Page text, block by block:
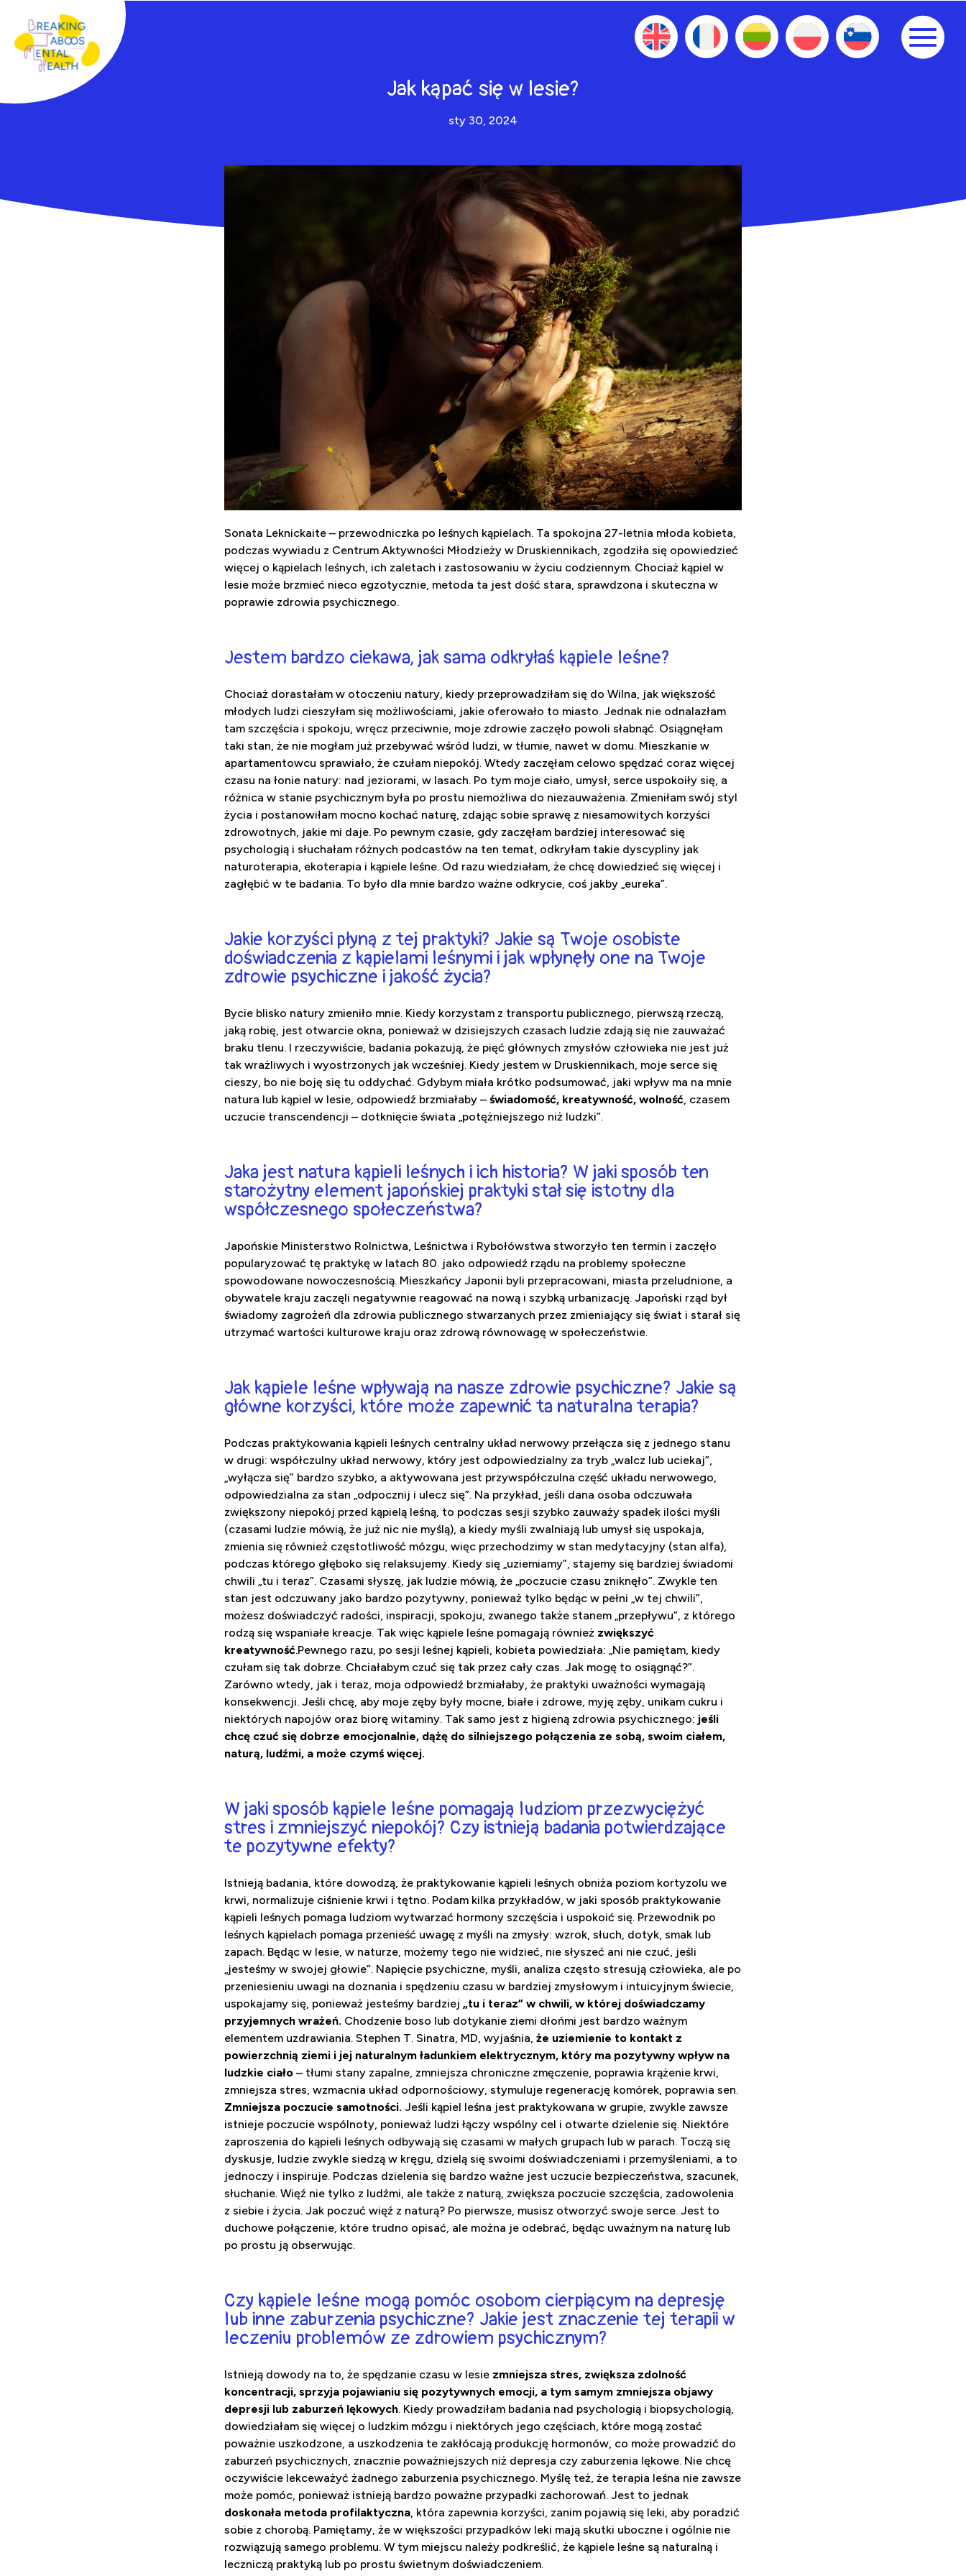
Jak kąpać się w lesie?
sty 30, 2024
Sonata Leknickaite – przewodniczka po leśnych kąpielach. Ta spokojna 27-letnia młoda kobieta,
podczas wywiadu z Centrum Aktywności Młodzieży w Druskiennikach, zgodziła się opowiedzieć
więcej o kąpielach leśnych, ich zaletach i zastosowaniu w życiu codziennym. Chociaż kąpiel w
lesie może brzmieć nieco egzotycznie, metoda ta jest dość stara, sprawdzona i skuteczna w
poprawie zdrowia psychicznego.
Jestem bardzo ciekawa, jak sama odkryłaś kąpiele leśne?
Chociaż dorastałam w otoczeniu natury, kiedy przeprowadziłam się do Wilna, jak większość
młodych ludzi cieszyłam się możliwościami, jakie oferowało to miasto. Jednak nie odnalazłam
tam szczęścia i spokoju, wręcz przeciwnie, moje zdrowie zaczęło powoli słabnąć. Osiągnęłam
taki stan, że nie mogłam już przebywać wśród ludzi, w tłumie, nawet w domu. Mieszkanie w
apartamentowcu sprawiało, że czułam niepokój. Wtedy zaczęłam celowo spędzać coraz więcej
czasu na łonie natury: nad jeziorami, w lasach. Po tym moje ciało, umysł, serce uspokoiły się, a
różnica w stanie psychicznym była po prostu niemożliwa do niezauważenia. Zmieniłam swój styl
życia i postanowiłam mocno kochać naturę, zdając sobie sprawę z niesamowitych korzyści
zdrowotnych, jakie mi daje. Po pewnym czasie, gdy zaczęłam bardziej interesować się
psychologią i słuchałam różnych podcastów na ten temat, odkryłam takie dyscypliny jak
naturoterapia, ekoterapia i kąpiele leśne. Od razu wiedziałam, że chcę dowiedzieć się więcej i
zagłębić w te badania. To było dla mnie bardzo ważne odkrycie, coś jakby „eureka”.
Jakie korzyści płyną z tej praktyki? Jakie są Twoje osobiste
doświadczenia z kąpielami leśnymi i jak wpłynęły one na Twoje
zdrowie psychiczne i jakość życia?
Bycie blisko natury zmieniło mnie. Kiedy korzystam z transportu publicznego, pierwszą rzeczą,
jaką robię, jest otwarcie okna, ponieważ w dzisiejszych czasach ludzie zdają się nie zauważać
braku tlenu. I rzeczywiście, badania pokazują, że pięć głównych zmysłów człowieka nie jest już
tak wrażliwych i wyostrzonych jak wcześniej. Kiedy jestem w Druskiennikach, moje serce się
cieszy, bo nie boję się tu oddychać. Gdybym miała krótko podsumować, jaki wpływ ma na mnie
natura lub kąpiel w lesie, odpowiedź brzmiałaby – świadomość, kreatywność, wolność , czasem
uczucie transcendencji – dotknięcie świata „potężniejszego niż ludzki”.
Jaka jest natura kąpieli leśnych i ich historia? W jaki sposób ten
starożytny element japońskiej praktyki stał się istotny dla
współczesnego społeczeństwa?
Japońskie Ministerstwo Rolnictwa, Leśnictwa i Rybołówstwa stworzyło ten termin i zaczęło
popularyzować tę praktykę w latach 80. jako odpowiedź rządu na problemy społeczne
spowodowane nowoczesnością. Mieszkańcy Japonii byli przepracowani, miasta przeludnione, a
obywatele kraju zaczęli negatywnie reagować na nową i szybką urbanizację. Japoński rząd był
świadomy zagrożeń dla zdrowia publicznego stwarzanych przez zmieniający się świat i starał się
utrzymać wartości kulturowe kraju oraz zdrową równowagę w społeczeństwie.
Jak kąpiele leśne wpływają na nasze zdrowie psychiczne? Jakie są
główne korzyści, które może zapewnić ta naturalna terapia?
Podczas praktykowania kąpieli leśnych centralny układ nerwowy przełącza się z jednego stanu
w drugi: współczulny układ nerwowy, który jest odpowiedzialny za tryb „walcz lub uciekaj”,
„wyłącza się” bardzo szybko, a aktywowana jest przywspółczulna część układu nerwowego,
odpowiedzialna za stan „odpocznij i ulecz się”. Na przykład, jeśli dana osoba odczuwała
zwiększony niepokój przed kąpielą leśną, to podczas sesji szybko zauważy spadek ilości myśli
(czasami ludzie mówią, że już nic nie myślą), a kiedy myśli zwalniają lub umysł się uspokaja,
zmienia się również częstotliwość mózgu, więc przechodzimy w stan medytacyjny (stan alfa),
podczas którego głęboko się relaksujemy. Kiedy się „uziemiamy”, stajemy się bardziej świadomi
chwili „tu i teraz”. Czasami słyszę, jak ludzie mówią, że „poczucie czasu zniknęło”. Zwykle ten
stan jest odczuwany jako bardzo pozytywny, ponieważ tylko będąc w pełni „w tej chwili”,
możesz doświadczyć radości, inspiracji, spokoju, zwanego także stanem „przepływu”, z którego
rodzą się wspaniałe kreacje. Tak więc kąpiele leśne pomagają również zwiększyć
kreatywność.Pewnego razu, po sesji leśnej kąpieli, kobieta powiedziała: „Nie pamiętam, kiedy
czułam się tak dobrze. Chciałabym czuć się tak przez cały czas. Jak mogę to osiągnąć?”.
Zarówno wtedy, jak i teraz, moja odpowiedź brzmiałaby, że praktyki uważności wymagają
konsekwencji. Jeśli chcę, aby moje zęby były mocne, białe i zdrowe, myję zęby, unikam cukru i
niektórych napojów oraz biorę witaminy. Tak samo jest z higieną zdrowia psychicznego: jeśli
chcę czuć się dobrze emocjonalnie, dążę do silniejszego połączenia ze sobą, swoim ciałem,
naturą, ludźmi, a może czymś więcej.
W jaki sposób kąpiele leśne pomagają ludziom przezwyciężyć
stres i zmniejszyć niepokój? Czy istnieją badania potwierdzające
te pozytywne efekty?
Istnieją badania, które dowodzą, że praktykowanie kąpieli leśnych obniża poziom kortyzolu we
krwi, normalizuje ciśnienie krwi i tętno. Podam kilka przykładów, w jaki sposób praktykowanie
kąpieli leśnych pomaga ludziom wytwarzać hormony szczęścia i uspokoić się. Przewodnik po
leśnych kąpielach pomaga przenieść uwagę z myśli na zmysły: wzrok, słuch, dotyk, smak lub
zapach. Będąc w lesie, w naturze, możemy tego nie widzieć, nie słyszeć ani nie czuć, jeśli
„jesteśmy w swojej głowie”. Napięcie psychiczne, myśli, analiza często stresują człowieka, ale po
przeniesieniu uwagi na doznania i spędzeniu czasu w bardziej zmysłowym i intuicyjnym świecie,
uspokajamy się, ponieważ jesteśmy bardziej „tu i teraz” w chwili, w której doświadczamy
przyjemnych wrażeń. Chodzenie boso lub dotykanie ziemi dłońmi jest bardzo ważnym
elementem uzdrawiania. Stephen T. Sinatra, MD, wyjaśnia, że uziemienie to kontakt z
powierzchnią ziemi i jej naturalnym ładunkiem elektrycznym, który ma pozytywny wpływ na
ludzkie ciało – tłumi stany zapalne, zmniejsza chroniczne zmęczenie, poprawia krążenie krwi,
zmniejsza stres, wzmacnia układ odpornościowy, stymuluje regenerację komórek, poprawia sen.
Zmniejsza poczucie samotności. Jeśli kąpiel leśna jest praktykowana w grupie, zwykle zawsze
istnieje poczucie wspólnoty, ponieważ ludzi łączy wspólny cel i otwarte dzielenie się. Niektóre
zaproszenia do kąpieli leśnych odbywają się czasami w małych grupach lub w parach. Toczą się
dyskusje, ludzie zwykle siedzą w kręgu, dzielą się swoimi doświadczeniami i przemyśleniami, a to
jednoczy i inspiruje. Podczas dzielenia się bardzo ważne jest uczucie bezpieczeństwa, szacunek,
słuchanie. Więź nie tylko z ludźmi, ale także z naturą, zwiększa poczucie szczęścia, zadowolenia
z siebie i życia. Jak poczuć więź z naturą? Po pierwsze, musisz otworzyć swoje serce. Jest to
duchowe połączenie, które trudno opisać, ale można je odebrać, będąc uważnym na naturę lub
po prostu ją obserwując.
Czy kąpiele leśne mogą pomóc osobom cierpiącym na depresję
lub inne zaburzenia psychiczne? Jakie jest znaczenie tej terapii w
leczeniu problemów ze zdrowiem psychicznym?
Istnieją dowody na to, że spędzanie czasu w lesie zmniejsza stres, zwiększa zdolność
koncentracji, sprzyja pojawianiu się pozytywnych emocji, a tym samym zmniejsza objawy
depresji lub zaburzeń lękowych. Kiedy prowadziłam badania nad psychologią i biopsychologią,
dowiedziałam się więcej o ludzkim mózgu i niektórych jego częściach, które mogą zostać
poważnie uszkodzone, a uszkodzenia te zakłócają produkcję hormonów, co może prowadzić do
zaburzeń psychicznych, znacznie poważniejszych niż depresja czy zaburzenia lękowe. Nie chcę
oczywiście lekceważyć żadnego zaburzenia psychicznego. Myślę też, że terapia leśna nie zawsze
może pomóc, ponieważ istnieją bardzo poważne przypadki zachorowań. Jest to jednak
doskonała metoda profilaktyczna , która zapewnia korzyści, zanim pojawią się leki, aby poradzić
sobie z chorobą. Pamiętamy, że w większości przypadków leki mają skutki uboczne i ogólnie nie
rozwiązują samego problemu. W tym miejscu należy podkreślić, że kąpiele leśne są naturalną i
leczniczą praktyką lub po prostu świetnym doświadczeniem.